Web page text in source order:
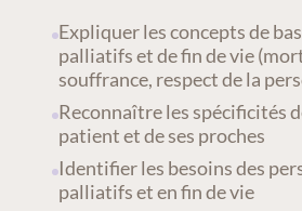
Expliquer les concepts de
palliatifs et de fin de vie
souffrance, respect de la
Reconnaître les spécificités
patient et de ses proches
Identifier les besoins des
palliatifs et en fin de vie